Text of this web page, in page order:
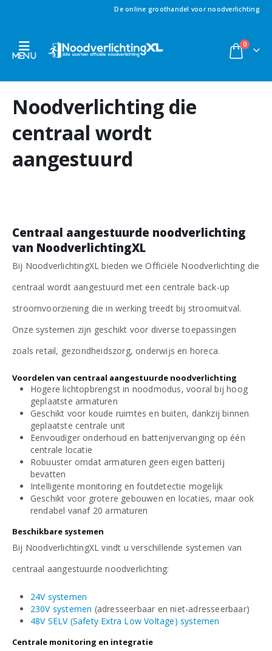
De online groothandel voor noodverlichting
0
Noodverlichting die
centraal wordt
aangestuurd
Centraal aangestuurde noodverlichting
van NoodverlichtingXL
Bij NoodverlichtingXL bieden we Officiële Noodverlichting die
centraal wordt aangestuurd met een centrale back-up
stroomvoorziening die in werking treedt bij stroomuitval.
Onze systemen zijn geschikt voor diverse toepassingen
zoals retail, gezondheidszorg, onderwijs en horeca.
Voordelen van centraal aangestuurde noodverlichting
Hogere lichtopbrengst in noodmodus, vooral bij hoog
geplaatste armaturen
Geschikt voor koude ruimtes en buiten, dankzij binnen
geplaatste centrale unit
Eenvoudiger onderhoud en batterijvervanging op één
centrale locatie
Robuuster omdat armaturen geen eigen batterij
bevatten
Intelligente monitoring en foutdetectie mogelijk
Geschikt voor grotere gebouwen en locaties, maar ook
rendabel vanaf 20 armaturen
Beschikbare systemen
Bij NoodverlichtingXL vindt u verschillende systemen van
centraal aangestuurde noodverlichting:
24V systemen
230V systemen (adresseerbaar en niet-adresseerbaar)
48V SELV (Safety Extra Low Voltage) systemen
Centrale monitoring en integratie